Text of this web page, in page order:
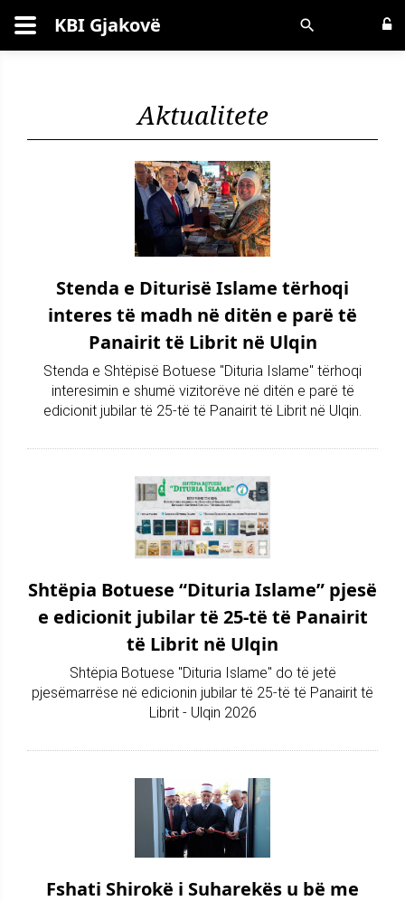
Kërko KBI Gjakovë
Aktualitete
Stenda e Diturisë Islame tërhoqi
interes të madh në ditën e parë të
Panairit të Librit në Ulqin
Stenda e Shtëpisë Botuese "Dituria Islame" tërhoqi
interesimin e shumë vizitorëve në ditën e parë të
edicionit jubilar të 25-të të Panairit të Librit në Ulqin.
Shtëpia Botuese “Dituria Islame” pjesë
e edicionit jubilar të 25-të të Panairit
të Librit në Ulqin
Shtëpia Botuese "Dituria Islame" do të jetë
pjesëmarrëse në edicionin jubilar të 25-të të Panairit të
Librit - Ulqin 2026
Fshati Shirokë i Suharekës u bë me